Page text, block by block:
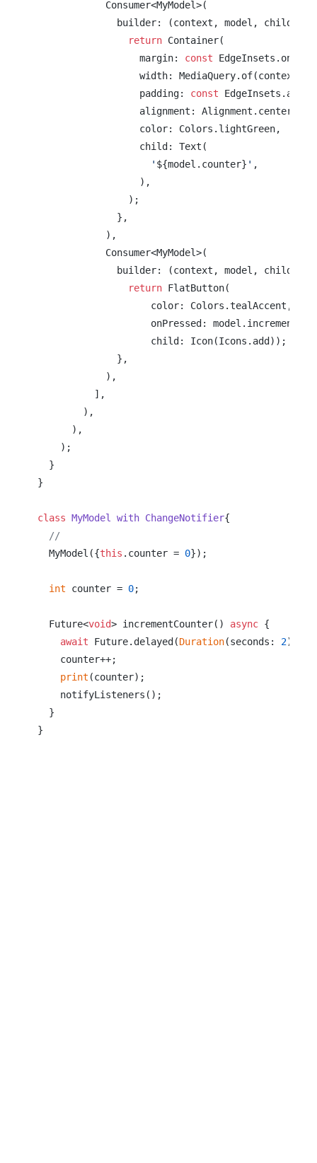
            Consumer<MyModel>(
              builder: (context, model, child) {
return Container(
                  margin:
const
width:
                  padding:
const EdgeInsets.all(
                  alignment: Alignment.center,
                  color: Colors.lightGreen,
                  child: Text(
' ${model.counter} ' ,
                  ),
                );
              },
            ),
            Consumer<MyModel>(
              builder: (context, model, child) {
return FlatButton(
                    color: Colors.tealAccent,
onPressed:
                    child: Icon(Icons.add));
              },
            ),
          ],
        ),
      ),
    );
  }
}
class MyModel with ChangeNotifier{
//
  MyModel({
this .counter = 0});
int counter = 0;
  Future<
void> incrementCounter() async {
await Future.delayed(Duration(seconds: 2));
    counter++;
print (counter);
    notifyListeners();
  }